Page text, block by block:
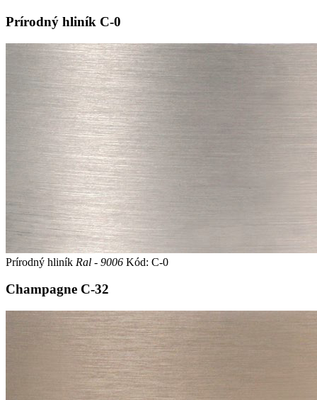
Prírodný hliník C-0
Prírodný hliník Ral - 9006 Kód: C-0
Champagne C-32